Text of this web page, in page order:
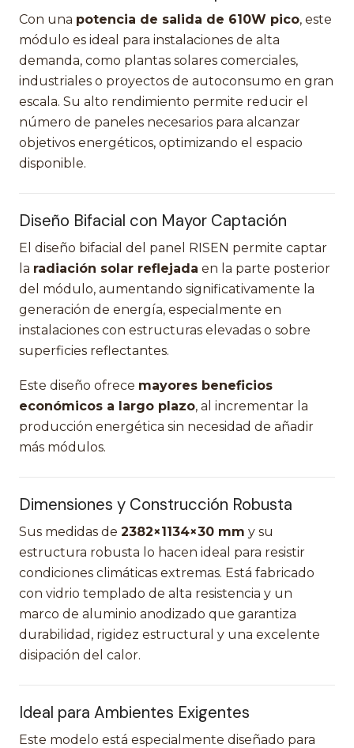
Con una potencia de salida de 610W pico, este
módulo es ideal para instalaciones de alta
demanda, como plantas solares comerciales,
industriales o proyectos de autoconsumo en gran
escala. Su alto rendimiento permite reducir el
número de paneles necesarios para alcanzar
objetivos energéticos, optimizando el espacio
disponible.
Diseño Bifacial con Mayor Captación
El diseño bifacial del panel RISEN permite captar
la radiación solar reflejada en la parte posterior
del módulo, aumentando significativamente la
generación de energía, especialmente en
instalaciones con estructuras elevadas o sobre
superficies reflectantes.
Este diseño ofrece mayores beneficios
económicos a largo plazo, al incrementar la
producción energética sin necesidad de añadir
más módulos.
Dimensiones y Construcción Robusta
Sus medidas de 2382×1134×30 mm y su
estructura robusta lo hacen ideal para resistir
condiciones climáticas extremas. Está fabricado
con vidrio templado de alta resistencia y un
marco de aluminio anodizado que garantiza
durabilidad, rigidez estructural y una excelente
disipación del calor.
Ideal para Ambientes Exigentes
Este modelo está especialmente diseñado para